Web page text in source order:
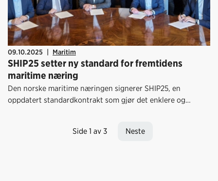
09.10.2025 | Maritim
SHIP25 setter ny standard for fremtidens
maritime næring
Den norske maritime næringen signerer SHIP25, en
oppdatert standardkontrakt som gjør det enklere og
Side 1 av 3 Neste